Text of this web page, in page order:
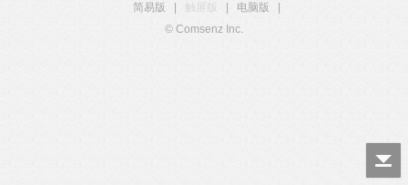
简易版
触屏版 电脑版
© Comsenz Inc.